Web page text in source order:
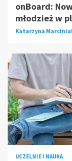
onBoard:
młodzież w
Katarzyna
UCZELNIE I NAUKA